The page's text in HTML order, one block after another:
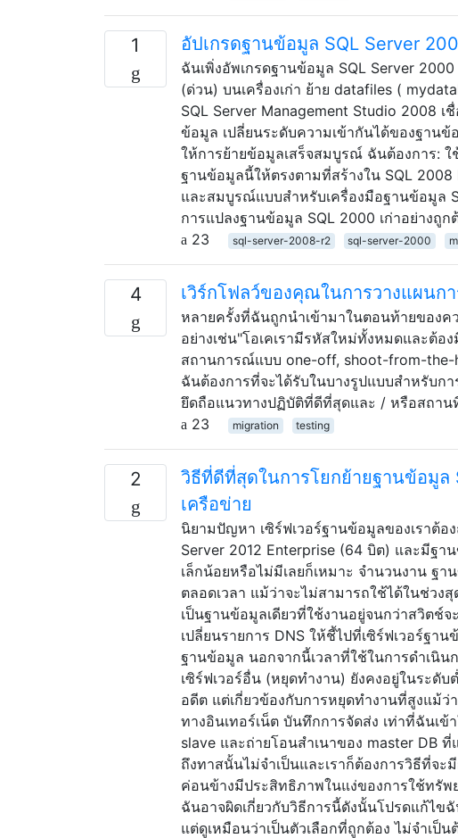
1 อัปเกรดฐานข้อมูล SQL Server
ฉันเพิ่งอัพเกรดฐานข้อมูล SQL Server
(ด่วน) บนเครื่องเก่า ย้าย datafiles (
SQL Server Management Studio 2008
ข้อมูล เปลี่ยนระดับความเข้ากันได้ของฐานข้
ให้การย้ายข้อมูลเสร็จสมบูรณ์ ฉันต้องการ:
ฐานข้อมูลนี้ให้ตรงตามที่สร้างใน SQL
และสมบูรณ์แบบสำหรับเครื่องมือฐานข้อมูล
การแปลงฐานข้อมูล SQL 2000 เก่าอย่าง
23
sql-server-2008-r2 sql-server-2000
4 เวิร์กโฟลว์ของคุณในการวางแผนก
หลายครั้งที่ฉันถูกนำเข้ามาในตอนท้ายของ
อย่างเช่น"โอเคเรามีรหัสใหม่ทั้งหมดและต้อ
สถานการณ์แบบ one-off, shoot-from-
ฉันต้องการที่จะได้รับในบางรูปแบบสำหรับก
ยึดถือแนวทางปฏิบัติที่ดีที่สุดและ / หรือสถาน
23
migration testing
2
วิธีที่ดีที่สุดในการโยกย้ายฐานข้อมู
เครือข่าย
นิยามปัญหา เซิร์ฟเวอร์ฐานข้อมูลของเราต้
Server 2012 Enterprise (64 บิต) และมีฐา
เล็กน้อยหรือไม่มีเลยก็เหมาะ จำนวนงาน ฐ
ตลอดเวลา แม้ว่าจะไม่สามารถใช้ได้ในช่ว
เป็นฐานข้อมูลเดียวที่ใช้งานอยู่จนกว่าสวิตช์
เปลี่ยนรายการ DNS ให้ชี้ไปที่เซิร์ฟเวอร์ฐ
ฐานข้อมูล นอกจากนี้เวลาที่ใช้ในการดำเนิน
เซิร์ฟเวอร์อื่น (หยุดทำงาน) ยังคงอยู่ในระดั
อดีต แต่เกี่ยวข้องกับการหยุดทำงานที่สูงแม้
ทางอินเทอร์เน็ต บันทึกการจัดส่ง เท่าที่ฉันเ
slave และถ่ายโอนสำเนาของ master DB
ถึงทาสนั้นไม่จำเป็นและเราก็ต้องการวิธีที่จ
ค่อนข้างมีประสิทธิภาพในแง่ของการใช้ทรั
ฉันอาจผิดเกี่ยวกับวิธีการนี้ดังนั้นโปรดแก้ไข
แต่ดูเหมือนว่าเป็นตัวเลือกที่ถูกต้อง ไม่จำเ